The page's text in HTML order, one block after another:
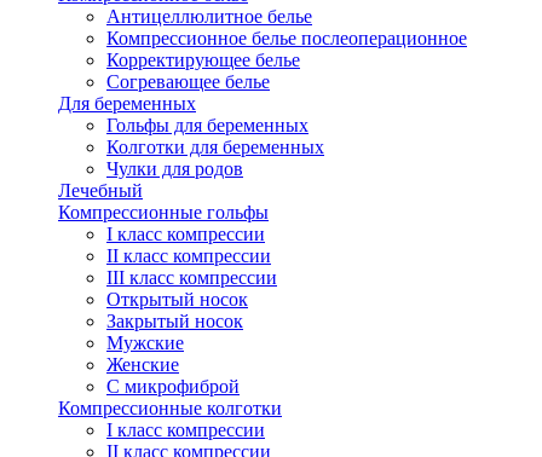
Антицеллюлитное белье
Компрессионное белье послеоперационное
Корректирующее белье
Согревающее белье
Для беременных
Гольфы для беременных
Колготки для беременных
Чулки для родов
Лечебный
Компрессионные гольфы
I класс компрессии
II класс компрессии
III класс компрессии
Открытый носок
Закрытый носок
Мужские
Женские
С микрофиброй
Компрессионные колготки
I класс компрессии
II класс компрессии